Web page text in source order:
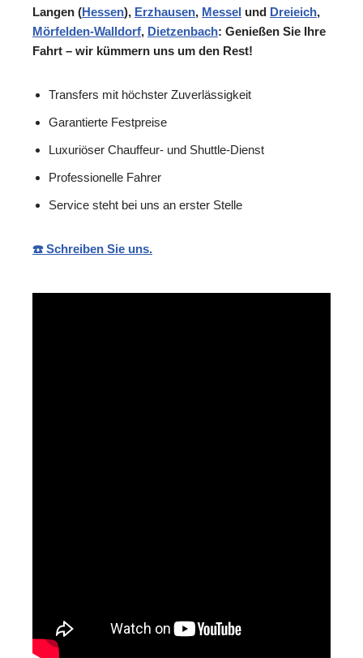
Langen (Hessen), Erzhausen, Messel und Dreieich,
Mörfelden-Walldorf, Dietzenbach: Genießen Sie Ihre
Fahrt – wir kümmern uns um den Rest!
Transfers mit höchster Zuverlässigkeit
Garantierte Festpreise
Luxuriöser Chauffeur- und Shuttle-Dienst
Professionelle Fahrer
Service steht bei uns an erster Stelle
☎️ Schreiben Sie uns.